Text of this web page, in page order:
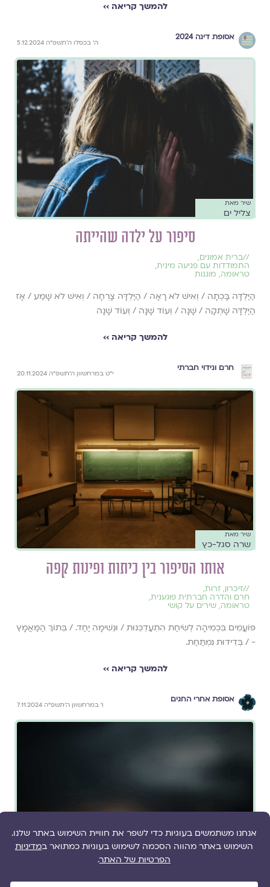
להמשך קריאה ››
אסופת דינה 2024
ה׳ בכסלו ה׳תשפ״ה 5.12.2024
שיר מאת
צליל ים
סיפור על ילדה שהייתה
//ברית אמונים,
התמודדות עם פגיעה מינית,
טראומה, מוגנות
הַיַּלְדָּה בָּכְתָה / וְאִישׁ לֹא רָאָה / הַיַּלְדָּה צָרְחָה / וְאִישׁ לֹא שָׁמַע / אָז
הַיַּלְדָּה שָׁתְקָה / שָׁנָה / וְעוֹד שָׁנָה / וְעוֹד שָׁנָה
להמשך קריאה ››
חרם ונידוי חברתי
י״ט במרחשוון ה׳תשפ״ה 20.11.2024
שיר מאת
שרה סגל-כץ
אותו הסיפור בין כיתות ופינות קפה
//זיכרון, זרות,
חרם והדרה חברתית פוגענית,
טראומה, שירים על קושי
פּוֹעֲמִים בִּכְמִיהָה לְשִׂיחַת הִתְעַדְכְּנוּת / וּנְשִׁימָה יַחַד. / בְּתוֹךְ הַמַּאֲמָץ
- / בְּדִידוּת נִמְתַּחַת.
להמשך קריאה ››
אסופת אחרי החגים
ו׳ במרחשוון ה׳תשפ״ה 7.11.2024